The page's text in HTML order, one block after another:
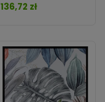
Cena
136,72 zł